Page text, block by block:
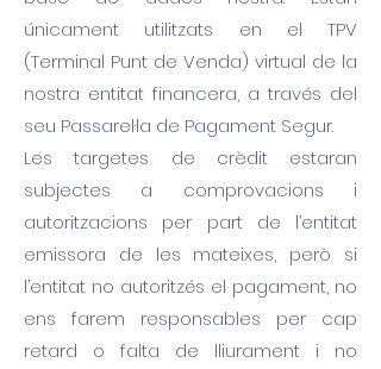
únicament utilitzats en el TPV
(Terminal Punt de Venda) virtual de la
nostra entitat financera, a través del
seu Passarel·la de Pagament Segur.
Les targetes de crèdit estaran
subjectes a comprovacions i
autoritzacions per part de l’entitat
emissora de les mateixes, però si
l’entitat no autoritzés el pagament, no
ens farem responsables per cap
retard o falta de lliurament i no